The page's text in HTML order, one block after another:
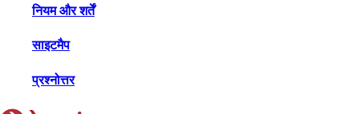
नियम और शर्तें
साइटमैप
प्रश्नोत्तर